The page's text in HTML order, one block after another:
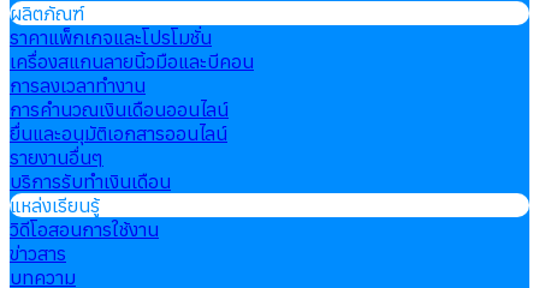
ผลิตภัณฑ์
ราคาแพ็กเกจและโปรโมชั่น
เครื่องสแกนลายนิ้วมือและบีคอน
การลงเวลาทำงาน
การคำนวณเงินเดือนออนไลน์
ยื่นและอนุมัติเอกสารออนไลน์
รายงานอื่นๆ
บริการรับทำเงินเดือน
แหล่งเรียนรู้
วิดีโอสอนการใช้งาน
ข่าวสาร
บทความ